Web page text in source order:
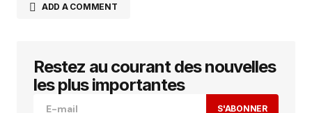
ADD A COMMENT
Votre adresse e-mail ne sera pas publiée. Les
champs obligatoires sont indiqués avec
Restez au courant des nouvelles
les plus importantes
S'ABONNER